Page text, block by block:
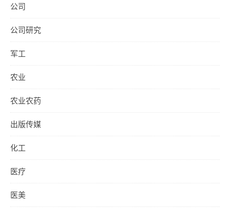
公司
公司研究
军工
农业
农业农药
出版传媒
化工
医疗
医美